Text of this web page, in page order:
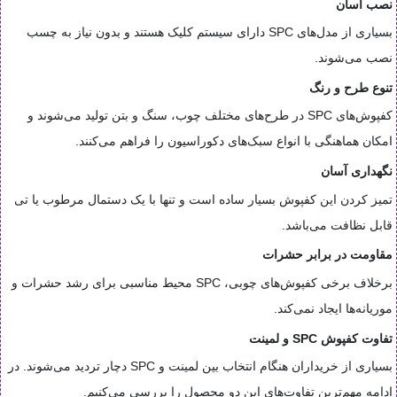
نصب آسان
بسیاری از مدل‌های SPC دارای سیستم کلیک هستند و بدون نیاز به چسب
نصب می‌شوند.
تنوع طرح و رنگ
کفپوش‌های SPC در طرح‌های مختلف چوب، سنگ و بتن تولید می‌شوند و
امکان هماهنگی با انواع سبک‌های دکوراسیون را فراهم می‌کنند.
نگهداری آسان
تمیز کردن این کفپوش بسیار ساده است و تنها با یک دستمال مرطوب یا تی
قابل نظافت می‌باشد.
مقاومت در برابر حشرات
برخلاف برخی کفپوش‌های چوبی، SPC محیط مناسبی برای رشد حشرات و
موریانه‌ها ایجاد نمی‌کند.
تفاوت کفپوش SPC و لمینت
بسیاری از خریداران هنگام انتخاب بین لمینت و SPC دچار تردید می‌شوند. در
ادامه مهم‌ترین تفاوت‌های این دو محصول را بررسی می‌کنیم.